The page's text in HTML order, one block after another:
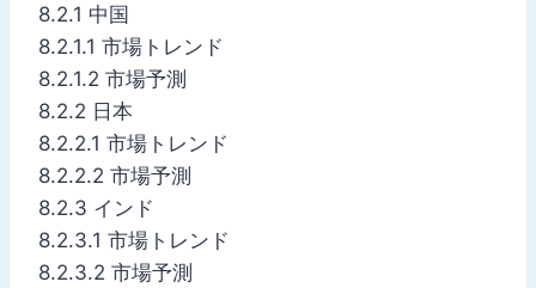
8.2.1 中国
8.2.1.1 市場トレンド
8.2.1.2 市場予測
8.2.2 日本
8.2.2.1 市場トレンド
8.2.2.2 市場予測
8.2.3 インド
8.2.3.1 市場トレンド
8.2.3.2 市場予測